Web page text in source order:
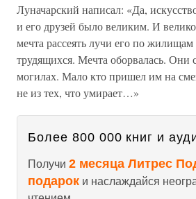
Луначарский написал: «Да,
и его друзей было великим. И
мечта рассеять лучи его по
трудящихся. Мечта оборвалась. Они
могилах. Мало кто пришел им на
не из тех, что умирает…»
Более 800 000 книг и
Получи 2 месяца Литрес
подарок и наслаждайся